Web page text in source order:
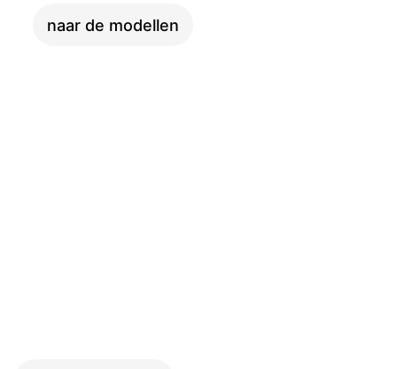
naar de modellen